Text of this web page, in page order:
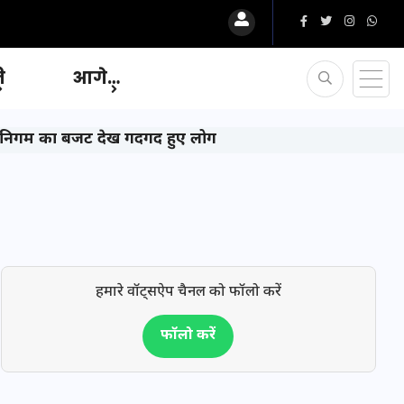
आगे…
का बजट देख गदगद हुए लोग
हमारे वॉट्सऐप चैनल को फॉलो करें
फॉलो करें